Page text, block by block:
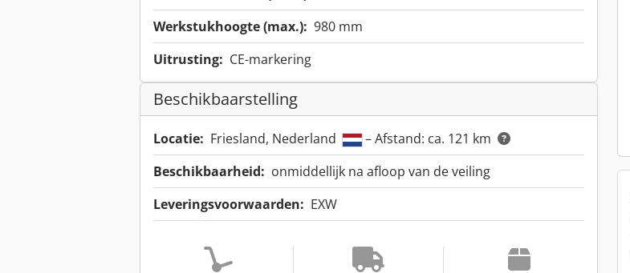
Werkstukhoogte (max.): 980 mm
Uitrusting: CE-markering
Beschikbaarstelling
Locatie: Friesland, Nederland
– Afstand: ca. 121 km
Beschikbaarheid: onmiddellijk na afloop van de veiling
Leveringsvoorwaarden: EXW